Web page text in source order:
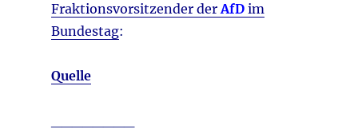
Fraktionsvorsitzender derAfDim
Bundestag:
Quelle